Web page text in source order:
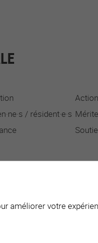
/ résident·e·s
améliorer votre